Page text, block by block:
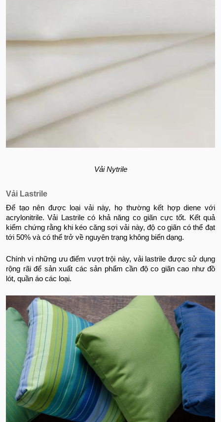
Vải Nytrile
Vải Lastrile
Để tạo nên được loại vải này, họ thường kết hợp diene với
acrylonitrile. Vải Lastrile có khả năng co giãn cực tốt. Kết quả
kiểm chứng rằng khi kéo căng sợi vải này, độ co giãn có thể đạt
tới 50% và có thể trở về nguyên trạng không biến dạng.
Chính vì những ưu điểm vượt trội này, vải lastrile được sử dụng
rộng rãi để sản xuất các sản phẩm cần độ co giãn cao như đồ
lót, quần áo các loại.